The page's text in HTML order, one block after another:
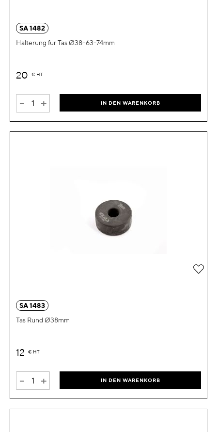
SA 1482
Halterung für Tas Ø38-63-74mm
20 € HT
- + IN DEN WARENKORB
SA 1483
Tas Rund Ø38mm
12 € HT
- + IN DEN WARENKORB
Zur